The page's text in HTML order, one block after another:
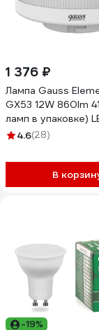
1 376 ₽
Лампа Gauss
GX53 12W 860lm
ламп в упаковке)
4.6(28)
В
-19%